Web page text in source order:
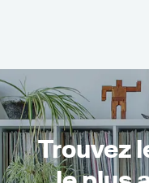
Trouvez